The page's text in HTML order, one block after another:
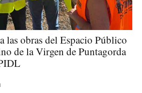
obras del Espacio Público
de la Virgen de Puntagorda